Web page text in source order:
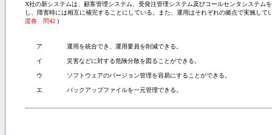
X社の新システムは、顧客管理システム、受発注管理システム及びコールセンタシステム
し、障害時には相互に補完することにしている。また、運用はそれぞれの拠点で実施し
度春 問42 )
ア 運用を統合でき、運用要員を削減できる。
イ 災害などに対する危険分散を図ることができる。
ウ ソフトウェアのバージョン管理を容易にすることができる。
エ バックアップファイルを一元管理できる。